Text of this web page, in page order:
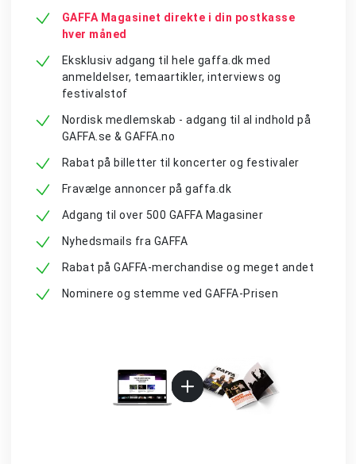
GAFFA Magasinet direkte i din postkasse
hver måned
Eksklusiv adgang til hele gaffa.dk med
anmeldelser, temaartikler, interviews og
festivalstof
Nordisk medlemskab - adgang til al indhold på
GAFFA.se & GAFFA.no
Rabat på billetter til koncerter og festivaler
Fravælge annoncer på gaffa.dk
Adgang til over 500 GAFFA Magasiner
Nyhedsmails fra GAFFA
Rabat på GAFFA-merchandise og meget andet
Nominere og stemme ved GAFFA-Prisen